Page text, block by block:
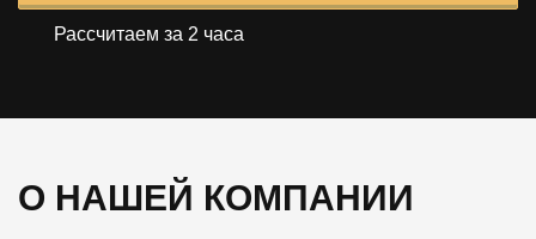
Рассчитаем за 2 часа
О НАШЕЙ КОМПАНИИ